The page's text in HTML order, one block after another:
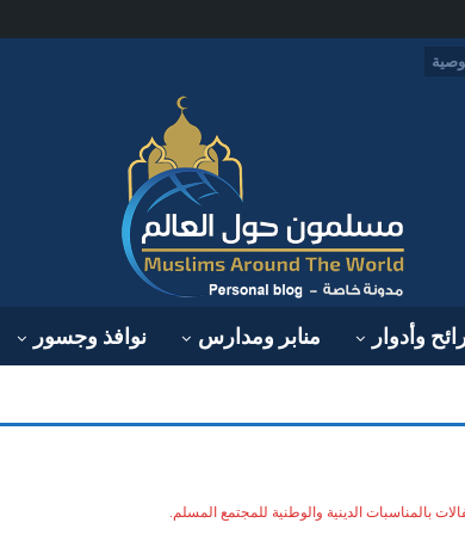
وأدوار منابر ومدارس نوافذ وجسور
بالمناسبات الدينية والوطنية للمجتمع المسلم.